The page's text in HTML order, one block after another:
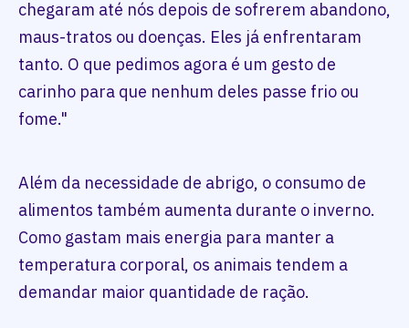
chegaram até nós depois de sofrerem abandono,
maus-tratos ou doenças. Eles já enfrentaram
tanto. O que pedimos agora é um gesto de
carinho para que nenhum deles passe frio ou
fome."
Além da necessidade de abrigo, o consumo de
alimentos também aumenta durante o inverno.
Como gastam mais energia para manter a
temperatura corporal, os animais tendem a
demandar maior quantidade de ração.